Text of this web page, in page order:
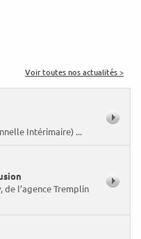
Voir toutes nos actualités >
Intérimaire) ...
de l’agence Tremplin